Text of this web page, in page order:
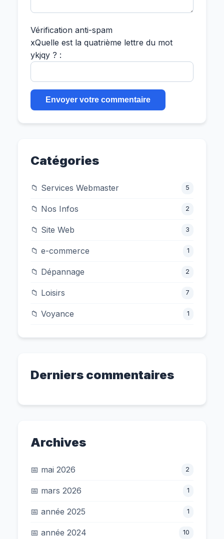
Vérification anti-spam
xQuelle est la quatrième lettre du mot
ykjqy ? :
Catégories
📁 Services Webmaster 5
📁 Nos Infos 2
📁 Site Web 3
📁 e-commerce 1
📁 Dépannage 2
📁 Loisirs 7
📁 Voyance 1
Derniers commentaires
Archives
📅 mai 2026 2
📅 mars 2026 1
📅 année 2025 1
📅 année 2024 10